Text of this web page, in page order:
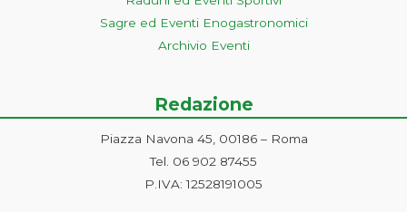
Sagre ed Eventi Enogastronomici
Archivio Eventi
Redazione
Piazza Navona 45, 00186 – Roma
Tel. 06 902 87455
P.IVA: 12528191005